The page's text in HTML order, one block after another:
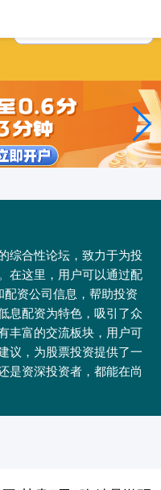
综合性论坛，致力于为投
在这里，用户可以通过配
资公司信息，帮助投资
息配资为特色，吸引了众
丰富的交流板块，用户可
议，为股票投资提供了一
是资深投资者，都能在尚